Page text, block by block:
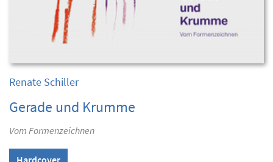
Renate Schiller
Gerade und Krumme
Vom Formenzeichnen
Hardcover